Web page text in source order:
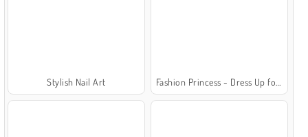
Stylish Nail Art